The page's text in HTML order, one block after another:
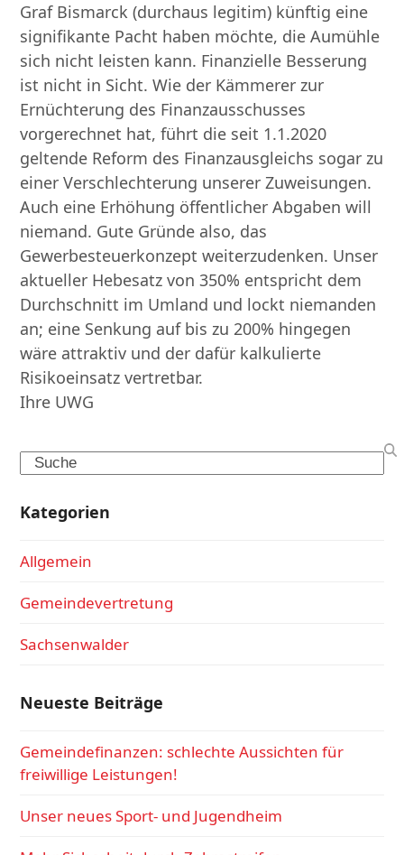
Graf Bismarck (durchaus legitim) künftig eine
signifikante Pacht haben möchte, die Aumühle
sich nicht leisten kann. Finanzielle Besserung
ist nicht in Sicht. Wie der Kämmerer zur
Ernüchterung des Finanzausschusses
vorgerechnet hat, führt die seit 1.1.2020
geltende Reform des Finanzausgleichs sogar zu
einer Verschlechterung unserer Zuweisungen.
Auch eine Erhöhung öffentlicher Abgaben will
niemand. Gute Gründe also, das
Gewerbesteuerkonzept weiterzudenken. Unser
aktueller Hebesatz von 350% entspricht dem
Durchschnitt im Umland und lockt niemanden
an; eine Senkung auf bis zu 200% hingegen
wäre attraktiv und der dafür kalkulierte
Risikoeinsatz vertretbar.
Ihre UWG
Search
Kategorien
Allgemein
Gemeindevertretung
Sachsenwalder
Neueste Beiträge
Gemeindefinanzen: schlechte Aussichten für
freiwillige Leistungen!
Unser neues Sport- und Jugendheim